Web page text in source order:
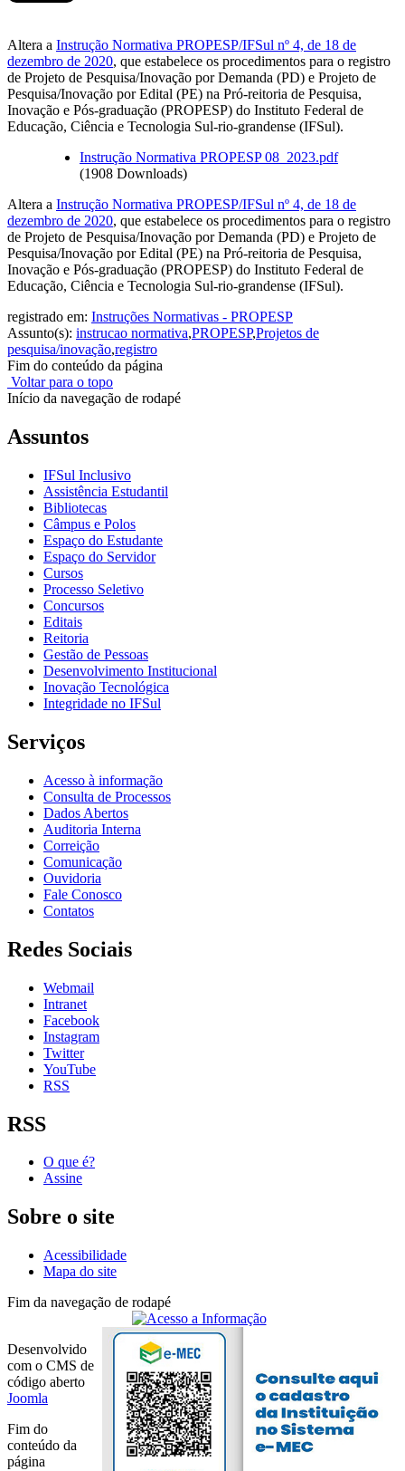
Altera a Instrução Normativa PROPESP/IFSul nº 4, de 18 de
dezembro de 2020, que estabelece os procedimentos para o registro
de Projeto de Pesquisa/Inovação por Demanda (PD) e Projeto de
Pesquisa/Inovação por Edital (PE) na Pró-reitoria de Pesquisa,
Inovação e Pós-graduação (PROPESP) do Instituto Federal de
Educação, Ciência e Tecnologia Sul-rio-grandense (IFSul).
Instrução Normativa PROPESP 08_2023.pdf
(1908 Downloads)
Altera a Instrução Normativa PROPESP/IFSul nº 4, de 18 de
dezembro de 2020, que estabelece os procedimentos para o registro
de Projeto de Pesquisa/Inovação por Demanda (PD) e Projeto de
Pesquisa/Inovação por Edital (PE) na Pró-reitoria de Pesquisa,
Inovação e Pós-graduação (PROPESP) do Instituto Federal de
Educação, Ciência e Tecnologia Sul-rio-grandense (IFSul).
registrado em: Instruções Normativas - PROPESP
Assunto(s): instrucao normativa,PROPESP,Projetos de
pesquisa/inovação,registro
Fim do conteúdo da página
Voltar para o topo
Início da navegação de rodapé
Assuntos
IFSul Inclusivo
Assistência Estudantil
Bibliotecas
Câmpus e Polos
Espaço do Estudante
Espaço do Servidor
Cursos
Processo Seletivo
Concursos
Editais
Reitoria
Gestão de Pessoas
Desenvolvimento Institucional
Inovação Tecnológica
Integridade no IFSul
Serviços
Acesso à informação
Consulta de Processos
Dados Abertos
Auditoria Interna
Correição
Comunicação
Ouvidoria
Fale Conosco
Contatos
Redes Sociais
Webmail
Intranet
Facebook
Instagram
Twitter
YouTube
RSS
RSS
O que é?
Assine
Sobre o site
Acessibilidade
Mapa do site
Fim da navegação de rodapé
Desenvolvido
com o CMS de
código aberto
Joomla
Fim do
conteúdo da
página